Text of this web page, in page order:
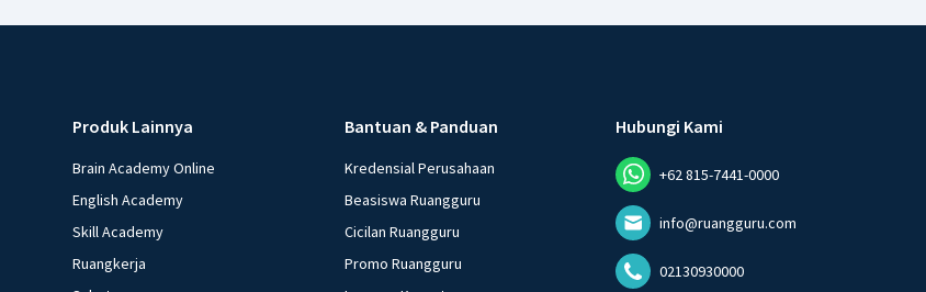
Produk Lainnya
Brain Academy Online
English Academy
Skill Academy
Ruangkerja
Bantuan & Panduan
Kredensial Perusahaan
Beasiswa Ruangguru
Cicilan Ruangguru
Promo Ruangguru
Hubungi Kami
+62 815-7441-0000
info@ruangguru.com
02130930000